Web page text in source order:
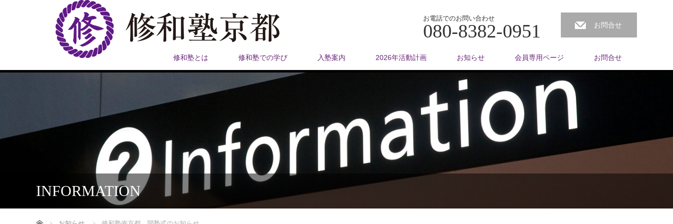
お電話でのお問い合わせ
080-8382-0951 お問合せ
修和塾とは 修和塾での学び 入塾案内 2026年活動計画 お知らせ 会員専用ページ お問合せ
INFORMATION
ホーム